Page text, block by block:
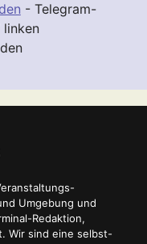
- Telegram-
linken
Umgebung und
Redaktion,
Wir sind eine selbst-